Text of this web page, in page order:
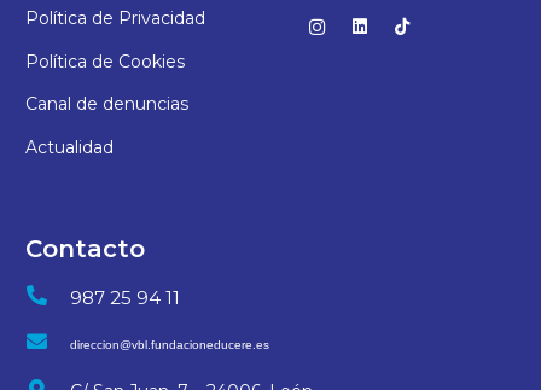
Política de Privacidad
Política de Cookies
Canal de denuncias
Actualidad
Contacto
987 25 94 11
direccion@vbl.fundacioneducere.es